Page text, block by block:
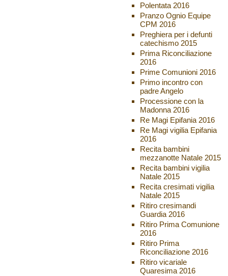
Polentata 2016
Pranzo Ognio Equipe
CPM 2016
Preghiera per i defunti
catechismo 2015
Prima Riconciliazione
2016
Prime Comunioni 2016
Primo incontro con
padre Angelo
Processione con la
Madonna 2016
Re Magi Epifania 2016
Re Magi vigilia Epifania
2016
Recita bambini
mezzanotte Natale 2015
Recita bambini vigilia
Natale 2015
Recita cresimati vigilia
Natale 2015
Ritiro cresimandi
Guardia 2016
Ritiro Prima Comunione
2016
Ritiro Prima
Riconciliazione 2016
Ritiro vicariale
Quaresima 2016